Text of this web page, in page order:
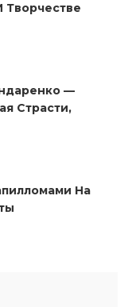
—
Страсти,
На